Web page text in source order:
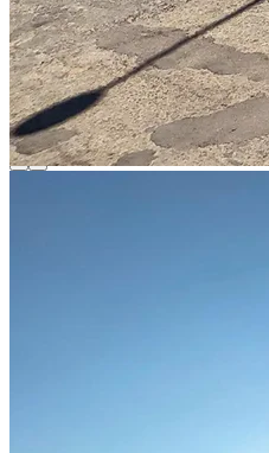
Partner Girişi